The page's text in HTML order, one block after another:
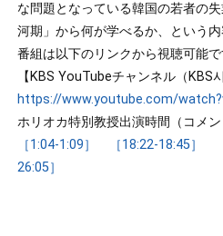
な問題となっている韓国の若者の
河期」から何が学べるか、という
番組は以下のリンクから視聴可能で
【KBS YouTubeチャンネル（KBS
https://www.youtube.com/
ホリオカ特別教授出演時間（コメン
［1:04-1:09］
［18:22-18:45］
26:05］